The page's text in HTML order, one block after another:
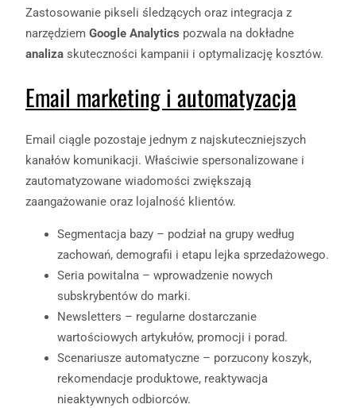
Zastosowanie pikseli śledzących oraz integracja z
narzędziem Google Analytics pozwala na dokładne
analiza skuteczności kampanii i optymalizację kosztów.
Email marketing i automatyzacja
Email ciągle pozostaje jednym z najskuteczniejszych
kanałów komunikacji. Właściwie spersonalizowane i
zautomatyzowane wiadomości zwiększają
zaangażowanie oraz lojalność klientów.
Segmentacja bazy – podział na grupy według
zachowań, demografii i etapu lejka sprzedażowego.
Seria powitalna – wprowadzenie nowych
subskrybentów do marki.
Newsletters – regularne dostarczanie
wartościowych artykułów, promocji i porad.
Scenariusze automatyczne – porzucony koszyk,
rekomendacje produktowe, reaktywacja
nieaktywnych odbiorców.